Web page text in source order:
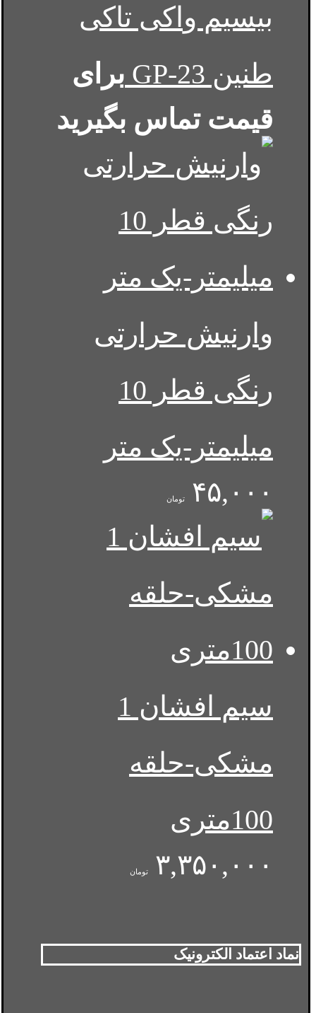
بیسیم واکی تاکی
طنین GP-23
برای
قیمت تماس بگیرید
وارنیش حرارتی
رنگی قطر 10
میلیمتر-یک متر
۴۵,۰۰۰
تومان
سیم افشان 1
مشکی-حلقه
100متری
۳,۳۵۰,۰۰۰
تومان
نماد اعتماد الکترونیک